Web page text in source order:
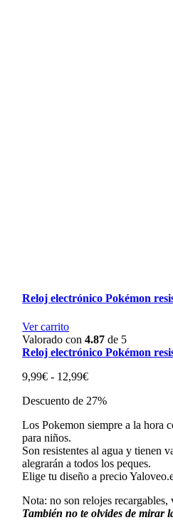
Reloj electrónico Pokémon
Ver carrito
Valorado con4.87 de 5
Reloj electrónico Pokémon
9,99€ - 12,99€Rango
precios:
9,99€
12,99€
Descuento de 27%
Los Pokemon siempre a la hora
para niños.
Son resistentes al agua y tienen
alegrarán a todos los peques.
Elige tu diseño a precio
Nota: no son relojes recargables,
También no te olvides de mirar